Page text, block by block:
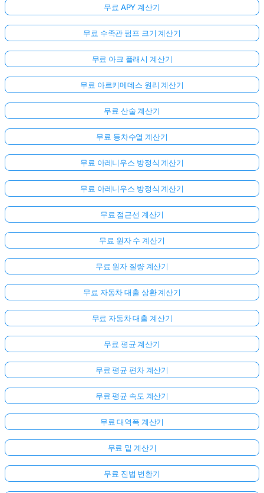
무료 APY 계산기
무료 수족관 펌프 크기 계산기
무료 아크 플래시 계산기
무료 아르키메데스 원리 계산기
무료 산술 계산기
무료 등차수열 계산기
무료 아레니우스 방정식 계산기
무료 아레니우스 방정식 계산기
무료 점근선 계산기
무료 원자 수 계산기
무료 원자 질량 계산기
무료 자동차 대출 상환 계산기
무료 자동차 대출 계산기
무료 평균 계산기
무료 평균 편차 계산기
무료 평균 속도 계산기
무료 대역폭 계산기
무료 밑 계산기
무료 진법 변환기